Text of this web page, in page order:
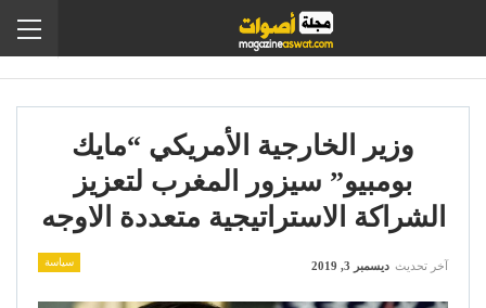
وزير الخارجية الأمريكي “مايك
بومبيو” سيزور المغرب لتعزيز
الشراكة الاستراتيجية متعددة الاوجه
سياسة آخر تحديث ديسمبر 3, 2019